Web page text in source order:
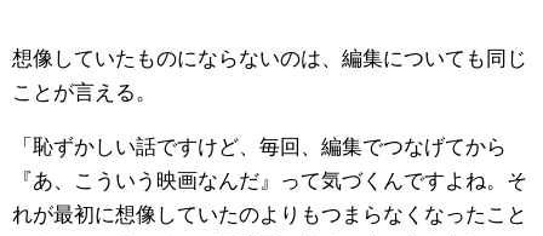
想像していたものにならないのは、編集についても同じ
ことが言える。
「恥ずかしい話ですけど、毎回、編集でつなげてから
『あ、こういう映画なんだ』って気づくんですよね。そ
れが最初に想像していたのよりもつまらなくなったこと